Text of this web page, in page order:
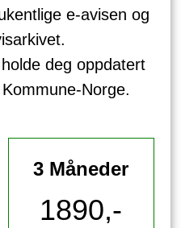
e-avisen og
deg oppdatert
Norge.
3 Måneder
1890,-